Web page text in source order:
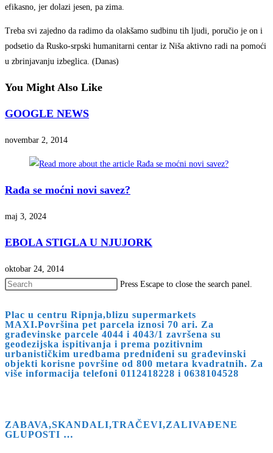
efikasno, jer dolazi jesen, pa zima.
Treba svi zajedno da radimo da olakšamo sudbinu tih ljudi, poručio je on i
podsetio da Rusko-srpski humanitarni centar iz Niša aktivno radi na pomoći
u zbrinjavanju izbeglica. (Danas)
You Might Also Like
GOOGLE NEWS
novembar 2, 2014
Rađa se moćni novi savez?
maj 3, 2024
EBOLA STIGLA U NJUJORK
oktobar 24, 2014
Press Escape to close the search panel.
Plac u centru Ripnja,blizu supermarkets
MAXI.Površina pet parcela iznosi 70 ari. Za
građevinske parcele 4044 i 4043/1 završena su
geodezijska ispitivanja i prema pozitivnim
urbanističkim uredbama predniđeni su građevinski
objekti korisne površine od 800 metara kvadratnih. Za
više informacija telefoni 0112418228 i 0638104528
ZABAVA,SKANDALI,TRAČEVI,ZALIVAĐENE
GLUPOSTI …